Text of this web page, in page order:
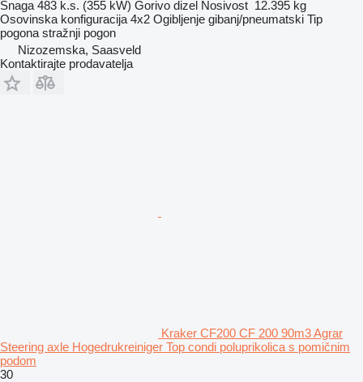
Snaga 483 k.s. (355 kW) Gorivo dizel Nosivost 12.395 kg
Osovinska konfiguracija 4x2 Ogibljenje gibanj/pneumatski Tip
pogona stražnji pogon
Nizozemska, Saasveld
Kontaktirajte prodavatelja
Kraker CF200 CF 200 90m3 Agrar
Steering axle Hogedrukreiniger Top condi poluprikolica s pomičnim
podom
30